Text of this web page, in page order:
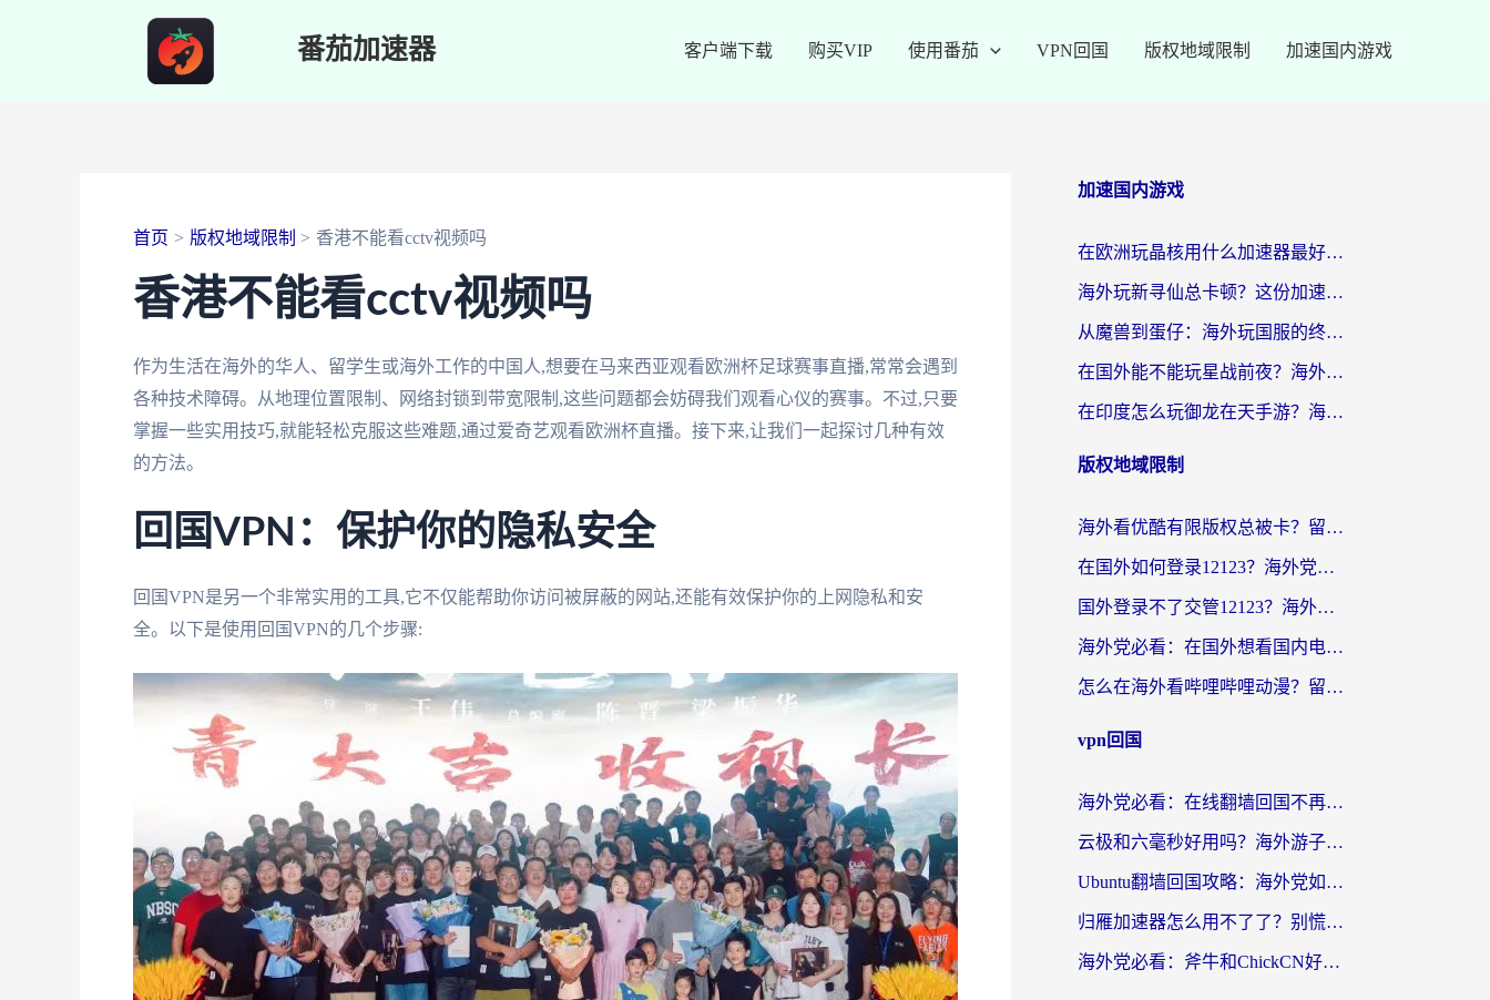
番茄加速器 客户端下载 购买VIP 使用番茄 VPN回国 版权地域限制 加速国内游戏
首页 版权地域限制 香港不能看cctv视频吗
香港不能看cctv视频吗
作为生活在海外的华人、留学生或海外工作的中国人,想要在马来西亚观看欧洲杯足球赛事直播,常常会遇到
各种技术障碍。从地理位置限制、网络封锁到带宽限制,这些问题都会妨碍我们观看心仪的赛事。不过,只要
掌握一些实用技巧,就能轻松克服这些难题,通过爱奇艺观看欧洲杯直播。接下来,让我们一起探讨几种有效
的方法。
回国VPN：保护你的隐私安全
回国VPN是另一个非常实用的工具,它不仅能帮助你访问被屏蔽的网站,还能有效保护你的上网隐私和安
全。以下是使用回国VPN的几个步骤:
加速国内游戏
在欧洲玩晶核用什么加速器最好呢？一个老玩家的真心话
海外玩新寻仙总卡顿？这份加速器选择指南让你秒回国服流畅体验
从魔兽到蛋仔：海外玩国服的终极加速指南，找到你的专属高速通道
在国外能不能玩星战前夜？海外党国服游戏不卡顿的秘密武器在这里
在印度怎么玩御龙在天手游？海外党畅玩国服的终极生存指南
版权地域限制
海外看优酷有限版权总被卡？留学生亲测有效的回国加速器选择指南
在国外如何登录12123？海外党必备的回国加速实用指南
国外登录不了交管12123？海外华人亲测有效的回国加速器选择指南
海外党必看：在国外想看国内电视剧用什么软件？3步解决地域限制
怎么在海外看哔哩哔哩动漫？留学生亲测有效的回国加速方案
vpn回国
海外党必看：在线翻墙回国不再难！教你选对加速器无缝刷国内资源
云极和六毫秒好用吗？海外游子解锁国内资源的真实答案
Ubuntu翻墙回国攻略：海外党如何选对加速器，无缝刷国内剧玩游戏？
归雁加速器怎么用不了了？别慌，这篇指南教你如何丝滑“回家”
海外党必看：斧牛和ChickCN好用吗？3款热门加速器实测+番茄加速器深度体验